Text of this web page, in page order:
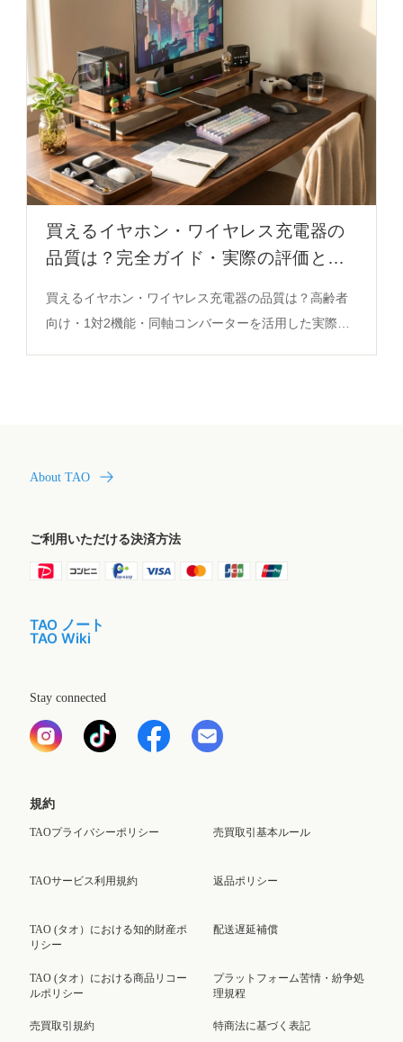
買えるイヤホン・ワイヤレス充電器の
品質は？完全ガイド・実際の評価と選
買えるイヤホン・ワイヤレス充電器の品質は？高齢者
向け・1対2機能・同軸コンバーターを活用した実際の
About TAO
ご利用いただける決済方法
TAO ノート
TAO Wiki
Stay connected
規約
TAOプライバシーポリシー
TAOサービス利用規約
TAO (タオ）における知的財産ポ
リシー
TAO (タオ）における商品リコー
ルポリシー
売買取引規約
売買取引基本ルール
返品ポリシー
配送遅延補償
プラットフォーム苦情・紛争処
理規程
特商法に基づく表記